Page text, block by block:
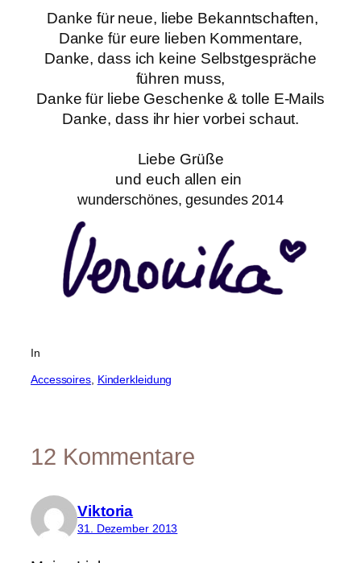
Danke für neue, liebe Bekanntschaften,
Danke für eure lieben Kommentare,
Danke, dass ich keine Selbstgespräche
führen muss,
Danke für liebe Geschenke & tolle E-Mails
Danke, dass ihr hier vorbei schaut.
Liebe Grüße
und euch allen ein
wunderschönes, gesundes 2014
In
Accessoires, Kinderkleidung
12 Kommentare
Viktoria
31. Dezember 2013